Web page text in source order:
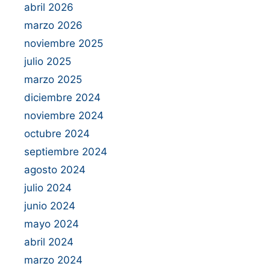
abril 2026
marzo 2026
noviembre 2025
julio 2025
marzo 2025
diciembre 2024
noviembre 2024
octubre 2024
septiembre 2024
agosto 2024
julio 2024
junio 2024
mayo 2024
abril 2024
marzo 2024